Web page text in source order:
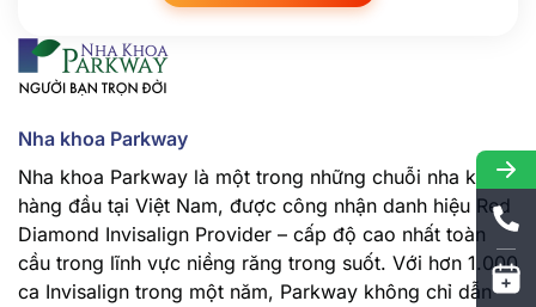
Nha khoa Parkway
Nha khoa Parkway là một trong những chuỗi nha khoa
hàng đầu tại Việt Nam, được công nhận danh hiệu Red
Diamond Invisalign Provider – cấp độ cao nhất toàn
cầu trong lĩnh vực niềng răng trong suốt. Với hơn 1.000
ca Invisalign trong một năm, Parkway không chỉ dẫn